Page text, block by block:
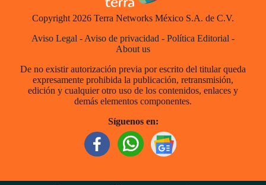
Copyright 2026 Terra Networks México S.A. de C.V.
Aviso Legal - Aviso de privacidad - Política Editorial -
About us
De no existir autorización previa por escrito del titular queda
expresamente prohibida la publicación, retransmisión,
edición y cualquier otro uso de los contenidos, enlaces y
demás elementos componentes.
Síguenos en: